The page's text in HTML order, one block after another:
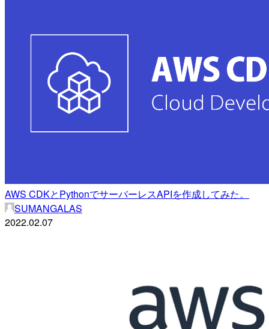
AWS CDKとPythonでサーバーレスAPIを作成してみた。
SUMANGALAS
2022.02.07